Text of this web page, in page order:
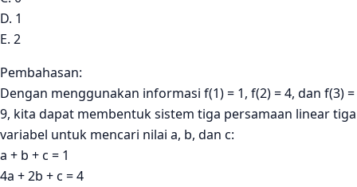
D. 1
E. 2
Pembahasan:
Dengan menggunakan informasi f(1) = 1, f(2) = 4, dan f(3) =
9, kita dapat membentuk sistem tiga persamaan linear tiga
variabel untuk mencari nilai a, b, dan c:
a + b + c = 1
4a + 2b + c = 4